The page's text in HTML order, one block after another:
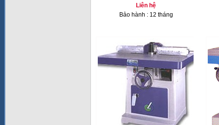
Liên hệ
Bảo hành : 12 tháng